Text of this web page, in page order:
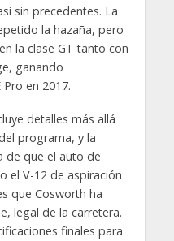
sin precedentes. La
la hazaña, pero
la clase GT tanto con
ganando
en 2017.
detalles más allá
programa, y ​​la
de que el auto de
el V-12 de aspiración
que Cosworth ha
legal de la carretera.
finales para